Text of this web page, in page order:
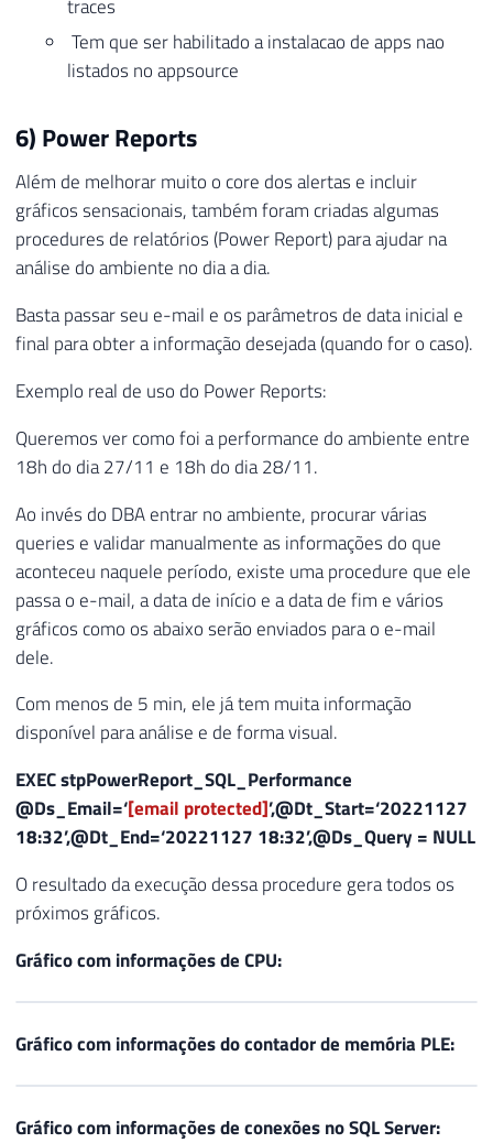
traces
Tem que ser habilitado a instalacao de apps nao
listados no appsource
6) Power Reports
Além de melhorar muito o core dos alertas e incluir
gráficos sensacionais, também foram criadas algumas
procedures de relatórios (Power Report) para ajudar na
análise do ambiente no dia a dia.
Basta passar seu e-mail e os parâmetros de data inicial e
final para obter a informação desejada (quando for o caso).
Exemplo real de uso do Power Reports:
Queremos ver como foi a performance do ambiente entre
18h do dia 27/11 e 18h do dia 28/11.
Ao invés do DBA entrar no ambiente, procurar várias
queries e validar manualmente as informações do que
aconteceu naquele período, existe uma procedure que ele
passa o e-mail, a data de início e a data de fim e vários
gráficos como os abaixo serão enviados para o e-mail
dele.
Com menos de 5 min, ele já tem muita informação
disponível para análise e de forma visual.
EXECstpPowerReport_SQL_Performance
@Ds_Email=‘[email protected]’,@Dt_Start=‘20221127
18:32’,@Dt_End=‘20221127 18:32’,@Ds_Query = NULL
O resultado da execução dessa procedure gera todos os
próximos gráficos.
Gráfico com informações de CPU:
Gráfico com informações do contador de memória PLE:
Gráfico com informações de conexões no SQL Server: